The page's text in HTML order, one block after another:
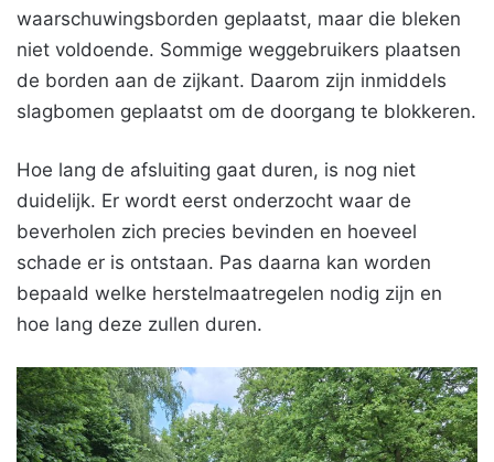
waarschuwingsborden geplaatst, maar die bleken
niet voldoende. Sommige weggebruikers plaatsen
de borden aan de zijkant. Daarom zijn inmiddels
slagbomen geplaatst om de doorgang te blokkeren.
Hoe lang de afsluiting gaat duren, is nog niet
duidelijk. Er wordt eerst onderzocht waar de
beverholen zich precies bevinden en hoeveel
schade er is ontstaan. Pas daarna kan worden
bepaald welke herstelmaatregelen nodig zijn en
hoe lang deze zullen duren.